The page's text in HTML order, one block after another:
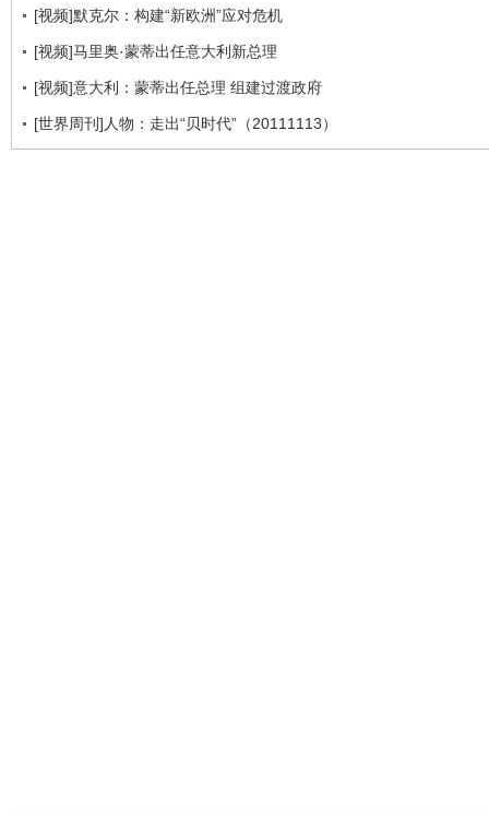
[视频]默克尔：构建“新欧洲”应对危机
[视频]马里奥·蒙蒂出任意大利新总理
[视频]意大利：蒙蒂出任总理 组建过渡政府
[世界周刊]人物：走出“贝时代”（20111113）